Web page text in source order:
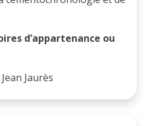
d’appartenance ou
Jaurès